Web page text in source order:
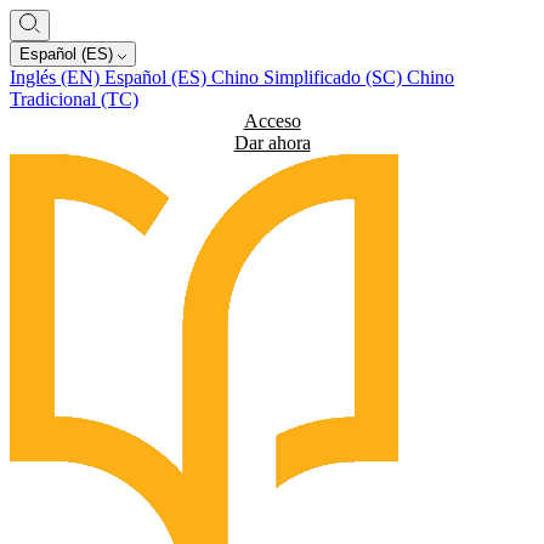
Español (ES)
Inglés (EN) Español (ES) Chino Simplificado (SC) Chino
Tradicional (TC)
Acceso
Dar ahora